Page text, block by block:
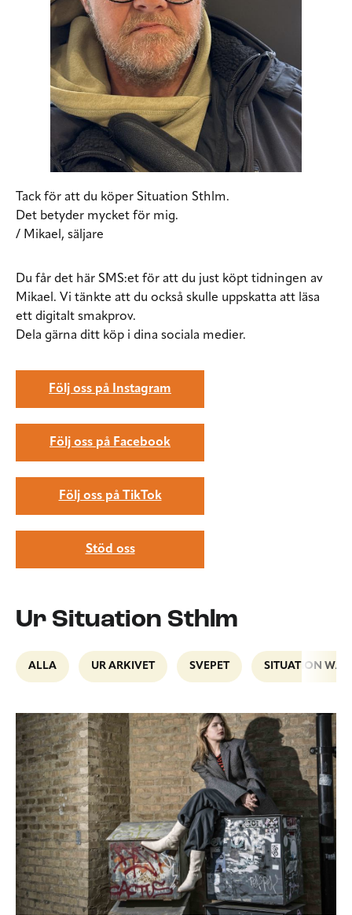
Tack för att du köper Situation Sthlm.
Det betyder mycket för mig.
/ Mikael, säljare
Du får det här SMS:et för att du just köpt tidningen av
Mikael. Vi tänkte att du också skulle uppskatta att läsa
ett digitalt smakprov.
Dela gärna ditt köp i dina sociala medier.
Följ oss på Instagram
Följ oss på Facebook
Följ oss på TikTok
Stöd oss
Ur Situation Sthlm
ALLA UR ARKIVET SVEPET SITUATION